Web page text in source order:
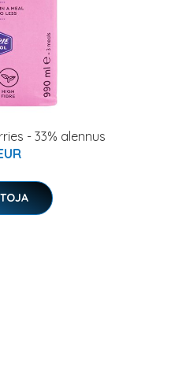
- 33% alennus